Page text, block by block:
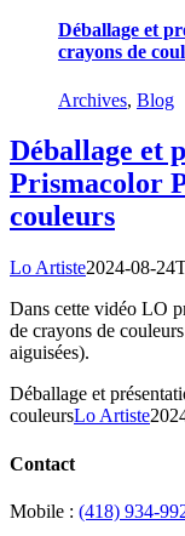
Déballage et
crayons de
Archives, Blog
Déballage et
Prismacolor
couleurs
Lo Artiste2024-08-
Dans cette vidéo LO
de crayons de
aiguisées).
Déballage et
couleursLo Artiste
Contact
Mobile : (418) 934-